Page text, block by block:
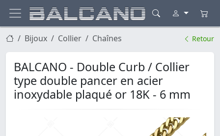
Bijoux Collier Chaînes Retour
BALCANO - Double Curb / Collier
type double pancer en acier
inoxydable plaqué or 18K - 6 mm